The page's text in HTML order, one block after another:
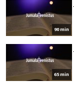
90 min
65 min